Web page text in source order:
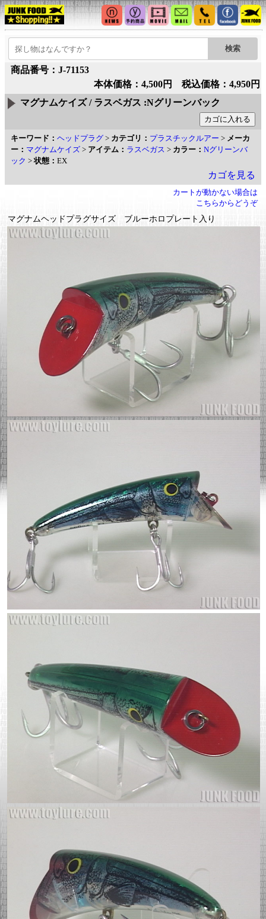
商品番号：J-71153
本体価格：4,500円 税込価格：4,950円
マグナムケイズ / ラスベガス :Nグリーンバック
キーワード： ヘッドプラグ > カテゴリ： プラスチックルアー > メーカ
ー： マグナムケイズ > アイテム： ラスベガス > カラー： Nグリーンバ
ック >状態： EX
カゴを見る
カートが動かない場合は
こちらからどうぞ
マグナムヘッドプラグサイズ ブルーホロプレート入り